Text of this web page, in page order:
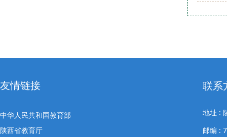
友情链接
中华人民共和国教育部
陕西省教育厅
联系
地址 :
邮编 :